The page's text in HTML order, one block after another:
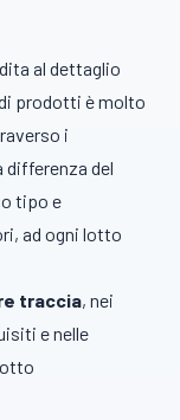
al dettaglio
prodotti è molto
i
del
tipo e
ad ogni lotto
traccia, nei
e nelle